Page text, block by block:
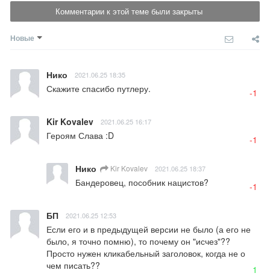
Комментарии к этой теме были закрыты
Новые
Нико 2021.06.25 18:35
Скажите спасибо путлеру. -1
Kir Kovalev 2021.06.25 16:17
Героям Слава :D -1
Нико Kir Kovalev 2021.06.25 18:37
Бандеровец, пособник нацистов? -1
БП 2021.06.25 12:53
Если его и в предыдущей версии не было (а его не
было, я точно помню), то почему он "исчез"??
Просто нужен кликабельный заголовок, когда не о
чем писать??
1